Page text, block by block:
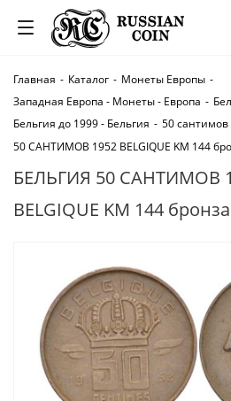
Главная - Каталог - Монеты Европы -
Западная Европа - Монеты - Европа -
Бельгия до 1999 - Бельгия - 50 сантимов
50 САНТИМОВ 1952 BELGIQUE KM 144
БЕЛЬГИЯ 50 САНТИМОВ
BELGIQUE KM 144